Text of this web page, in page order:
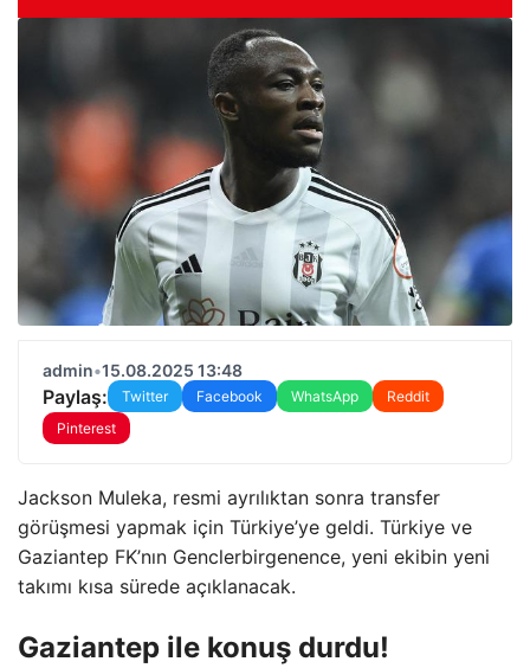
admin•15.08.2025 13:48
Paylaş: Twitter Facebook WhatsApp
Reddit
Pinterest
Jackson Muleka, resmi ayrılıktan sonra transfer
görüşmesi yapmak için Türkiye’ye geldi. Türkiye ve
Gaziantep FK’nın Genclerbirgenence, yeni ekibin yeni
takımı kısa sürede açıklanacak.
Gaziantep ile konuş durdu!